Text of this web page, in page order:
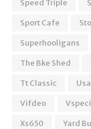
Speed Triple
Sport Cafe
Superhooligans
The Bke Shed
Tt Classic
Usa
Vifdeo
Xs650
Yard